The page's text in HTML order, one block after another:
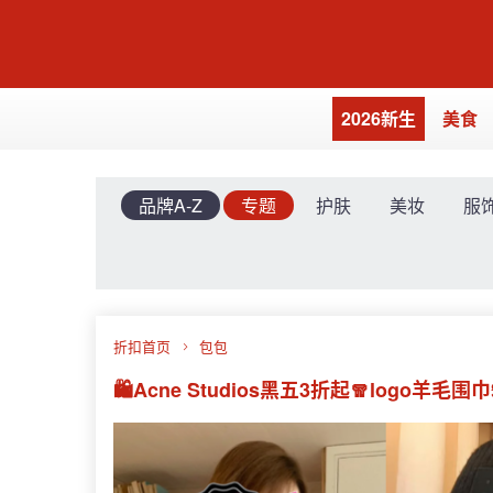
2026新生 美食
品牌A-Z 专题 护肤 美妆 服
折扣首页 包包
🛍Acne Studios黑五3折起🧣logo羊毛围巾